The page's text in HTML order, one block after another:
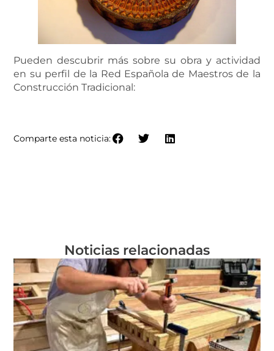
Pueden descubrir más sobre su obra y actividad
en su perfil de la Red Española de Maestros de la
Construcción Tradicional:
Comparte esta noticia:
Noticias relacionadas